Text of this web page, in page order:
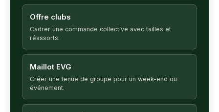
Offre clubs
Cadrer une commande collective avec tailles et
réassorts.
Maillot EVG
Créer une tenue de groupe pour un week-end ou
événement.